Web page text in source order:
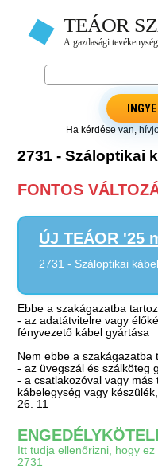
Ha kérdése van,
2731 - Száloptikai
FONTOS
ÚJ TEÁOR '25
2731 - Száloptikai
Ebbe a szakágazatba
- az adatátvitelre vagy
fényvezető kábel gyártása
Nem ebbe a szakágazatba
- az üvegszál és szálköteg
- a csatlakozóval vagy
kábelegység vagy
26. 11
Itt tudja ellenőrizni, hogy
2731